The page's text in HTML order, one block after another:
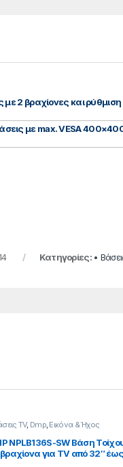
με 2 βραχίονες και
με max. VESA
Κατηγορίες: •
TV, Dmp, Εικόνα & Ήχος
NPLB136S-SW Βάση
για TV από 32″ έως